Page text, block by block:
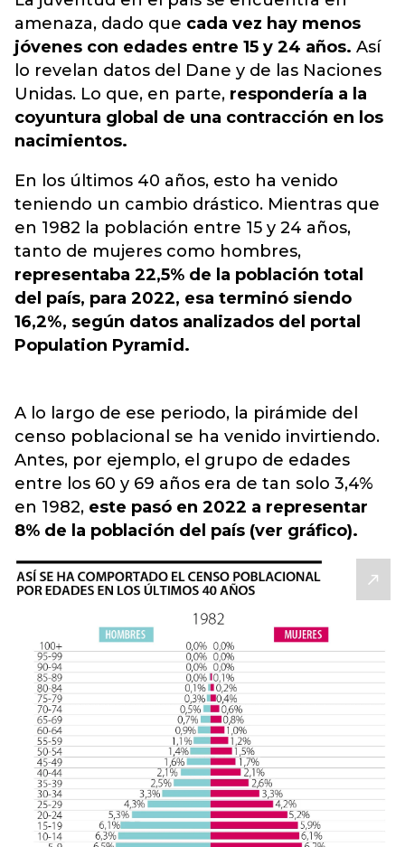
amenaza, dado que cada vez hay menos
jóvenes con edades entre 15 y 24 años. Así
lo revelan datos del Dane y de las Naciones
Unidas. Lo que, en parte, respondería a la
coyuntura global de una contracción en los
nacimientos.
En los últimos 40 años, esto ha venido
teniendo un cambio drástico. Mientras que
en 1982 la población entre 15 y 24 años,
tanto de mujeres como hombres,
representaba 22,5% de la población total
del país, para 2022, esa terminó siendo
16,2%, según datos analizados del portal
Population Pyramid.
A lo largo de ese periodo, la pirámide del
censo poblacional se ha venido invirtiendo.
Antes, por ejemplo, el grupo de edades
entre los 60 y 69 años era de tan solo 3,4%
en 1982, este pasó en 2022 a representar
8% de la población del país (ver gráfico).